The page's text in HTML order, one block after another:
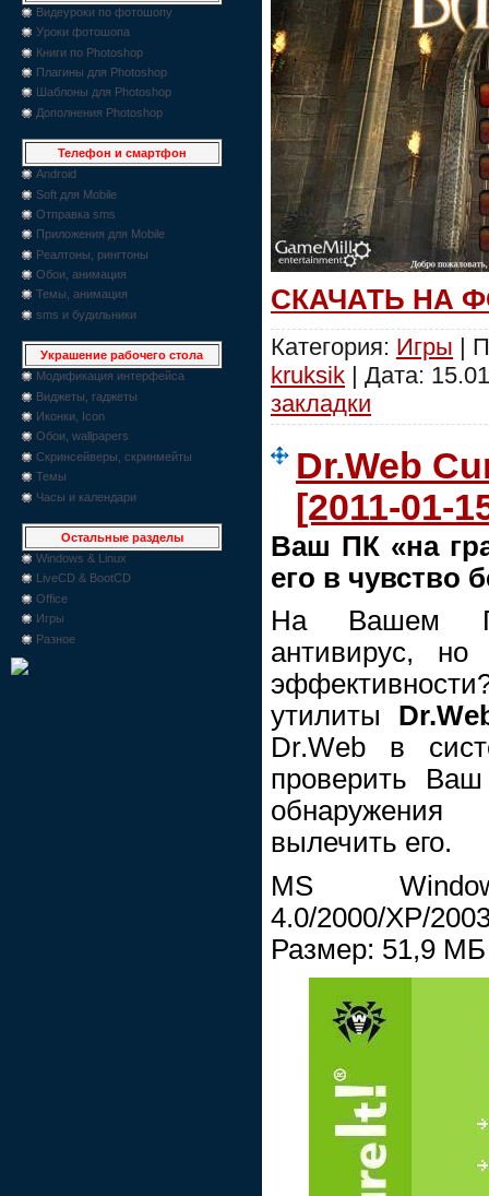
Видеуроки по фотошопу
Уроки фотошопа
Книги по Photoshop
Плагины для Photoshop
Шаблоны для Photoshop
Дополнения Photoshop
Телефон и смартфон
Android
Soft для Mobile
Отправка sms
Приложения для Mobile
Реалтоны, рингтоны
Обои, анимация
Темы, анимация
sms и будильники
Украшение рабочего стола
Модификация интерфейса
Виджеты, гаджеты
Иконки, Icon
Обои, wallpapers
Скринсейверы, скринмейты
Темы
Часы и календари
Остальные разделы
Windows & Linux
LiveCD & BootCD
Office
Игры
Разное
СКАЧАТЬ НА
Категория: Игры |
kruksik | Дата:
закладки
Dr.Web
[2011-01-
Ваш ПК «на
его в чувство
На Вашем
антивирус,
утилиты
Dr.Web в
проверить
обнаружения
вылечить его.
MS
4.0/2000/XP/
Размер: 51,9 МБ